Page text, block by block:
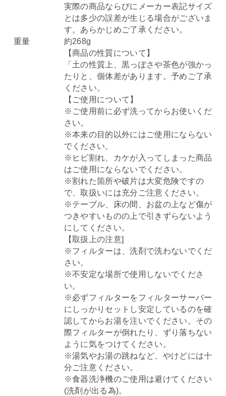
実際の商品ならびにメーカー表記サイズ
とは多少の誤差が生じる場合がございま
す。あらかじめご了承ください。
重量
約268g
【商品の性質について】
「土の性質上、黒っぽさや茶色が強かっ
たりと、個体差があります。予めご了承
ください。
【ご使用について】
※ご使用前に必ず洗ってからお使いくだ
さい。
※本来の目的以外にはご使用にならない
でください。
※ヒビ割れ、カケが入ってしまった商品
はご使用にならないでください。
※割れた箇所や破片は大変危険ですの
で、取扱いには充分ご注意ください。
※テーブル、床の間、お盆の上など傷が
つきやすいものの上で引きずらないよう
にしてください。
【取扱上の注意]
※フィルターは、洗剤で洗わないでくだ
さい。
※不安定な場所で使用しないでくださ
い。
※必ずフィルターをフィルターサーバー
にしっかりセットし安定しているのを確
認してからお湯を注いでください。その
際フィルターが倒れたり、ずり落ちない
ように気をつけてください。
※湯気やお湯の跳ねなど、やけどには十
分ご注意ください。
※食器洗浄機のご使用は避けてください
(洗剤が出る為)。